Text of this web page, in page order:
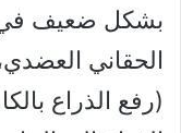
بشكل ضعيف في
الحقاني
(رفع الذراع